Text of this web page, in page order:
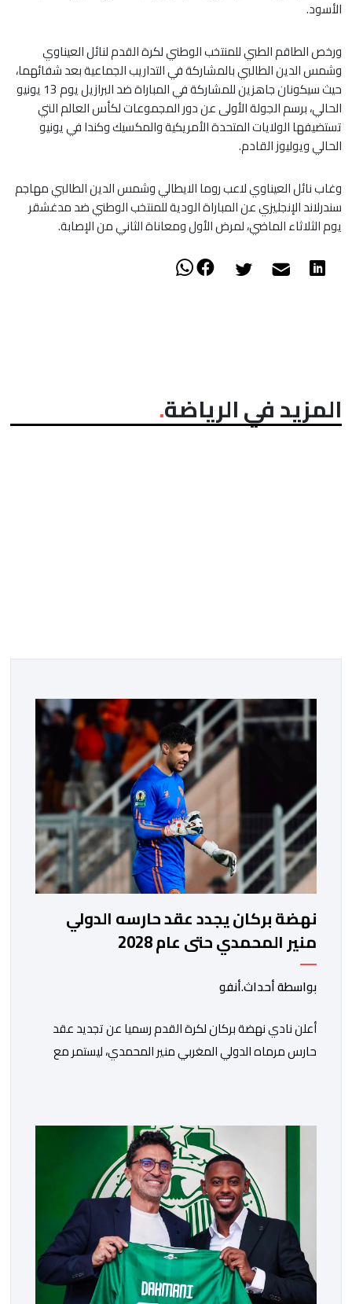
الأسود.
ورخص الطاقم الطبي للمنتخب الوطني لكرة القدم لنائل العيناوي
وشمس الدين الطالبي بالمشاركة في التداريب الجماعية بعد شفائهما،
حيث سيكونان جاهزين للمشاركة في المباراة ضد البرازيل يوم 13 يونيو
الحالي، برسم الجولة الأولى عن دور المجموعات لكأس العالم التي
تستضيفها الولايات المتحدة الأمريكية والمكسيك وكندا في يونيو
الحالي ويوليوز القادم.
وغاب نائل العيناوي لاعب روما الايطالي وشمس الدين الطالبي مهاجم
سندرلاند الإنجليزي عن المباراة الودية للمنتخب الوطني ضد مدغشقر
يوم الثلاثاء الماضي، لمرض الأول ومعاناة الثاني من الإصابة.
المزيد في الرياضة
نهضة بركان يجدد عقد حارسه الدولي
منير المحمدي حتى عام 2028
بواسطة أحداث.أنفو
​أعلن نادي نهضة بركان لكرة القدم رسميا عن تجديد عقد
حارس مرماه الدولي المغربي منير المحمدي، ليستمر مع
الاجتماعي، مصحوبا بعبارة “الرحلة مستمرة”، في إشارة إلى
رغبة الإدارة في الحفاظ على ركائز الفريق والتعزيز من
استقراره الفني […]